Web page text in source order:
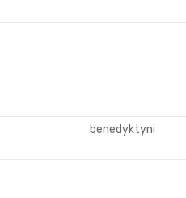
benedyktyni